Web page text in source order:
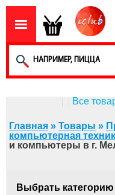
Все
Главная » Товары »
компьютерная
и компьютеры в г.
Выбрать категорию